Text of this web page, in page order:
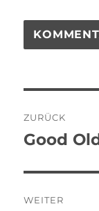
ZURÜCK
Vorheriger
Good
WEITER